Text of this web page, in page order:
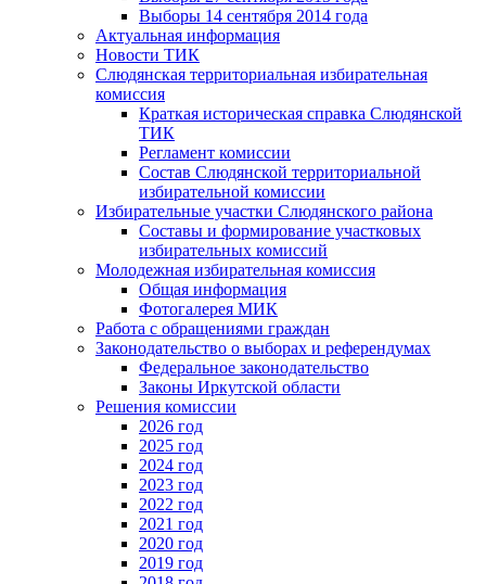
Выборы 14 сентября 2014 года
Актуальная информация
Новости ТИК
Слюдянская территориальная избирательная
комиссия
Краткая историческая справка Слюдянской
ТИК
Регламент комиссии
Состав Слюдянской территориальной
избирательной комиссии
Избирательные участки Слюдянского района
Составы и формирование участковых
избирательных комиссий
Молодежная избирательная комиссия
Общая информация
Фотогалерея МИК
Работа с обращениями граждан
Законодательство о выборах и референдумах
Федеральное законодательство
Законы Иркутской области
Решения комиссии
2026 год
2025 год
2024 год
2023 год
2022 год
2021 год
2020 год
2019 год